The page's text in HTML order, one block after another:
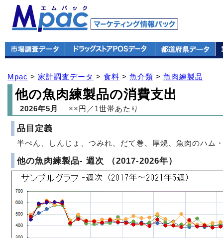
Mpac > 家計調査データ > 食料 > 魚介類 > 魚肉練製品
他の魚肉練製品の消費支出
2026年5月 ××円／1世帯あたり
品目定義
半ぺん、しんじょ、つみれ、だて巻、厚焼、魚肉のハム
他の魚肉練製品- 週次 （2017-2026年）